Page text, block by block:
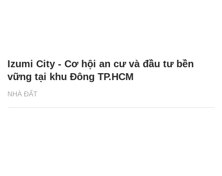
NHÀ ĐẤT
Izumi City - Cơ hội an cư và đầu tư bền
vững tại khu Đông TP.HCM